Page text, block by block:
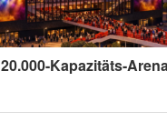
Kapazitäts-Arena